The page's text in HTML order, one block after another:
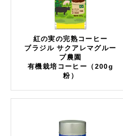
紅の実の完熟コーヒー
ブラジル サクアレマグルー
プ農園
有機栽培コーヒー（200g
粉）